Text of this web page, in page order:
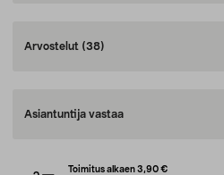
Arvostelut (38)
Asiantuntija vastaa
Toimitus alkaen 3,90 €